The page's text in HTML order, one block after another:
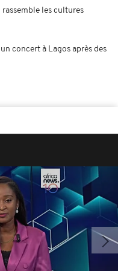
rassemble les cultures
concert à Lagos après des